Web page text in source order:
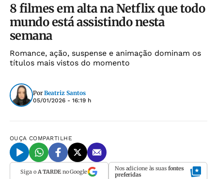
8 filmes em alta na Netflix que todo
mundo está assistindo nesta
semana
Romance, ação, suspense e animação dominam os
títulos mais vistos do momento
Por Beatriz Santos
05/01/2026 - 16:19 h
OUÇA COMPARTILHE
Siga o A TARDEno Google Nos adicione às suas fontes
preferidas